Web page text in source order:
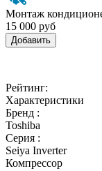
Монтаж
15 000 руб
Добавить
Рейтинг:
Характеристики
Бренд :
Toshiba
Серия :
Seiya Inverter
Компрессор